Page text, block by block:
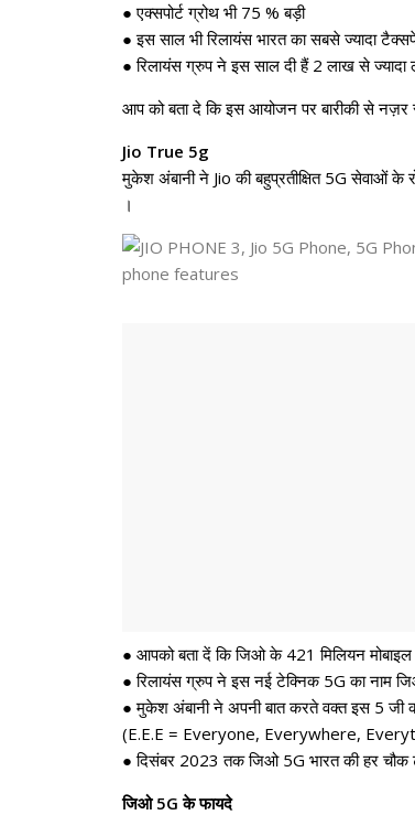
● एक्सपोर्ट ग्रोथ भी 75 % बड़ी
● इस साल भी रिलायंस भारत का सबसे ज्यादा
● रिलायंस ग्रुप ने इस साल दी हैं 2 लाख से ज्यादा
आप को बता दे कि इस आयोजन पर बारीकी से नज़र
Jio True 5g
मुकेश अंबानी ने Jio की बहुप्रतीक्षित 5G सेवाओं के
।
● आपको बता दें कि जिओ के 421 मिलियन मोबाइल
● रिलायंस ग्रुप ने इस नई टेक्निक 5G का नाम
● मुकेश अंबानी ने अपनी बात करते वक्त इस 5 जी
(E.E.E = Everyone, Everywhere,
● दिसंबर 2023 तक जिओ 5G भारत की हर चौक
जिओ 5G के फायदे